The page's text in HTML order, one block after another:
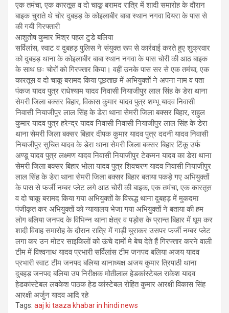
एक तमंचा, एक कारतूस व दो चाकू बरामद रात्रि में शादी समारोह के दौरान
बाइक चुराते थे चोर दुबहड़ के कोइलाबीर बाबा स्थान नगवा दियरा के पास से
की गयी गिरफ्तारी
आशुतोष कुमार मिश्र पहल टुडे बलिया
सर्विलांस, स्वाट व दुबहड़ पुलिस ने संयुक्त रूप से कार्रवाई करते हुए शुक्रवार
को दुबहड़ थाना के कोइलाबीर बाबा स्थान नगवा के पास चोरी की आठ बाइक
के साथ छः चोरों को गिरफ्तार किया। वहीं उनके पास सर से एक तमंचा, एक
कारतूस व दो चाकू बरामद किया पूछताछ में अभियुक्तों ने अपना नाम व पता
पंकज यादव पुत्र राधेश्याम यादव निवासी नियाजीपुर लाल सिंह के डेरा थाना
सेमरी जिला बक्सर बिहार, विकास कुमार यादव पुत्र शम्भू यादव निवासी
निवासी नियाजीपुर लाल सिंह के डेरा थाना सेमरी जिला बक्सर बिहार, राहुल
कुमार यादव पुत्र हरेन्द्र यादव निवासी निवासी नियाजीपुर लाल सिंह के डेरा
थाना सेमरी जिला बक्सर बिहार दीपक कुमार यादव पुत्र ददनी यादव निवासी
नियाजीपुर सुचित यादव के डेरा थाना सेमरी जिला बक्सर बिहार टिंकू उर्फ
अण्डू यादव पुत्र लक्ष्मण यादव निवासी नियाजीपुर टेकमन यादव का डेरा थाना
सेमरी जिला बक्सर बिहार भोला यादव पुत्र शिवचरण यादव निवासी नियाजीपुर
लाल सिंह के डेरा थाना सेमरी जिला बक्सर बिहार बताया पकड़े गए अभियुक्तों
के पास से फर्जी नम्बर प्लेट लगे आठ चोरी की बाइक, एक तमंचा, एक कारतूस
व दो चाकू बरामद किया गया अभियुक्तों के विरूद्ध थाना दुबहड़ में मुकदमा
पंजीकृत कर अभियुक्तों को न्यायालय भेजा गया अभियुक्तों ने बताया की हम
लोग बलिया जनपद के विभिन्न थाना क्षेत्र व पड़ोस के प्रान्त बिहार में घूम कर
शादी विवाह समारोह के दौरान रात्रि में गाड़ी चुराकर उसपर फर्जी नम्बर प्लेट
लगा कर उन मोटर साइकिलों को ऊंचे दामों मे बेच देते हैं गिरफ्तार करने वाली
टीम में विश्वनाथ यादव प्रभारी सर्विलांस टीम जनपद बलिया अजय यादव
प्रभारी स्वाट टीम जनपद बलिया थानाध्यक्ष अजय कुमार त्रिपाठी थाना
दुबहड़ जनपद बलिया उप निरीक्षक मोतीलाल हेडकांस्टेबल राकेश यादव
हेडकांस्टेबल लवकेश पाठक हेड कांस्टेबल रोहित कुमार आरक्षी विकास सिंह
आरक्षी अर्जुन यादव आदि रहे
Tags: aaj ki taaza khabar in hindi news